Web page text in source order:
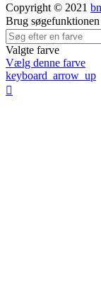
Copyright © 2021
Brug
Valgte farve
Vælg denne farve
keyboard_arrow_up
